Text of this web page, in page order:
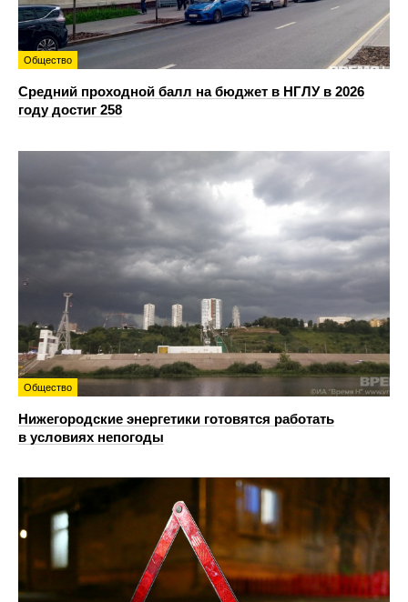
Общество
Средний проходной балл на бюджет в НГЛУ в 2026
году достиг 258
Общество
Нижегородские энергетики готовятся работать
в условиях непогоды